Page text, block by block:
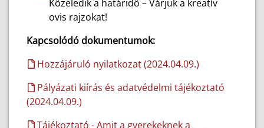
Közeledik a határidő – Várjuk a kreatív
ovis rajzokat!
Kapcsolódó dokumentumok:
Hozzájáruló nyilatkozat (2024.04.09.)
Pályázati kiírás és adatvédelmi tájékoztató
(2024.04.09.)
Tájékoztató - Amit a gyerekeknek a